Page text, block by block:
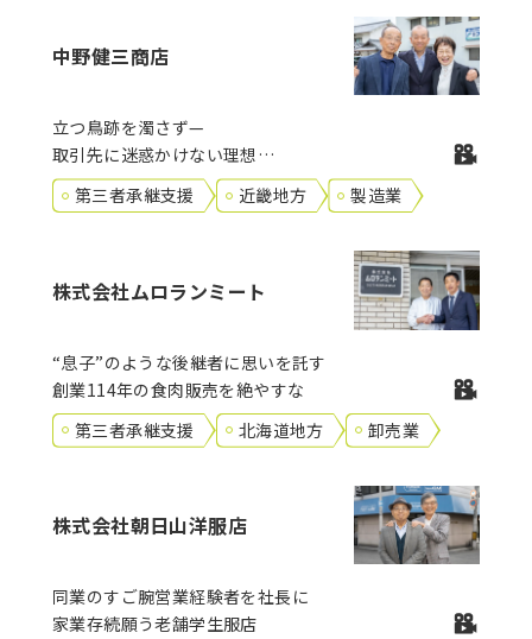
中野健三商店
立つ鳥跡を濁さず—
取引先に迷惑かけない理想の
事業譲渡を実現
第三者承継支援 近畿地方 製造業
株式会社ムロランミート
“息子”のような後継者に思いを託す
創業114年の食肉販売を絶やすな
第三者承継支援
北海道地方 卸売業
株式会社朝日山洋服店
同業のすご腕営業経験者を社長に
家業存続願う老舗学生服店